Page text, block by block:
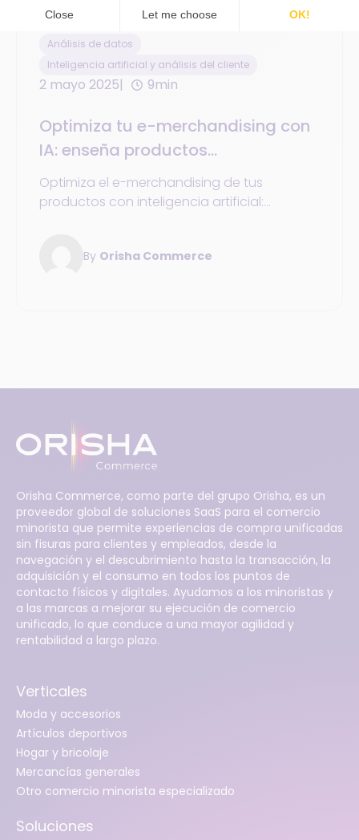
Análisis de datos
Inteligencia artificial y análisis del cliente
2 mayo 2025 9min
Optimiza tu e-merchandising con
IA: enseña productos
personalizados a cada cliente
Optimiza el e-merchandising de tus
productos con inteligencia artificial:
By Orisha Commerce
Orisha Commerce, como parte del grupo Orisha, es un
proveedor global de soluciones SaaS para el comercio
minorista que permite experiencias de compra unificadas
sin fisuras para clientes y empleados, desde la
navegación y el descubrimiento hasta la transacción, la
adquisición y el consumo en todos los puntos de
contacto físicos y digitales. Ayudamos a los minoristas y
a las marcas a mejorar su ejecución de comercio
unificado, lo que conduce a una mayor agilidad y
rentabilidad a largo plazo.
Verticales
Moda y accesorios
Artículos deportivos
Hogar y bricolaje
Mercancías generales
Otro comercio minorista especializado
Soluciones